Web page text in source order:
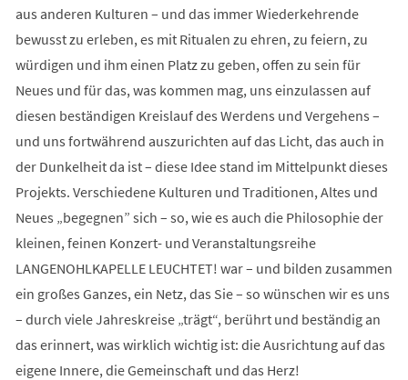
aus anderen Kulturen – und das immer Wiederkehrende
bewusst zu erleben, es mit Ritualen zu ehren, zu feiern, zu
würdigen und ihm einen Platz zu geben, offen zu sein für
Neues und für das, was kommen mag, uns einzulassen auf
diesen beständigen Kreislauf des Werdens und Vergehens –
und uns fortwährend auszurichten auf das Licht, das auch in
der Dunkelheit da ist – diese Idee stand im Mittelpunkt dieses
Projekts. Verschiedene Kulturen und Traditionen, Altes und
Neues „begegnen” sich – so, wie es auch die Philosophie der
kleinen, feinen Konzert- und Veranstaltungsreihe
LANGENOHLKAPELLE LEUCHTET! war – und bilden zusammen
ein großes Ganzes, ein Netz, das Sie – so wünschen wir es uns
– durch viele Jahreskreise „trägt“, berührt und beständig an
das erinnert, was wirklich wichtig ist: die Ausrichtung auf das
eigene Innere, die Gemeinschaft und das Herz!